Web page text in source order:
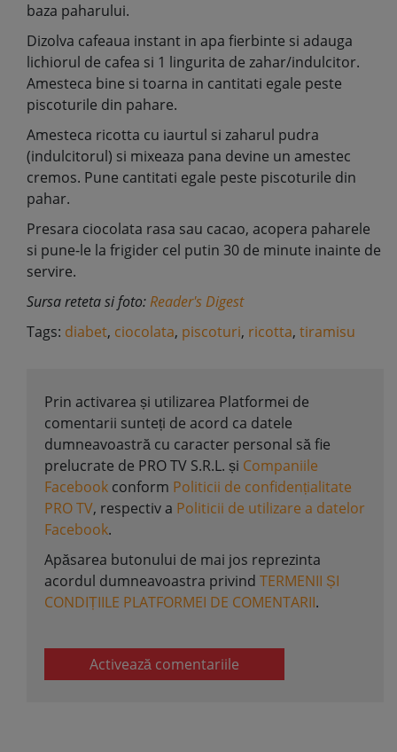
baza paharului.
Dizolva cafeaua instant in apa fierbinte si adauga
lichiorul de cafea si 1 lingurita de zahar/indulcitor.
Amesteca bine si toarna in cantitati egale peste
piscoturile din pahare.
Amesteca ricotta cu iaurtul si zaharul pudra
(indulcitorul) si mixeaza pana devine un amestec
cremos. Pune cantitati egale peste piscoturile din
pahar.
Presara ciocolata rasa sau cacao, acopera paharele
si pune-le la frigider cel putin 30 de minute inainte de
servire.
Sursa reteta si foto:Reader's Digest
Tags: diabet, ciocolata, piscoturi, ricotta, tiramisu
Prin activarea și utilizarea Platformei de
comentarii sunteți de acord ca datele
dumneavoastră cu caracter personal să fie
prelucrate de PRO TV S.R.L. și Companiile
Facebook conform Politicii de confidențialitate
PRO TV, respectiv a Politicii de utilizare a datelor
Facebook.
Apăsarea butonului de mai jos reprezinta
acordul dumneavoastra privind TERMENII ȘI
CONDIȚIILE PLATFORMEI DE COMENTARII.
Activează comentariile